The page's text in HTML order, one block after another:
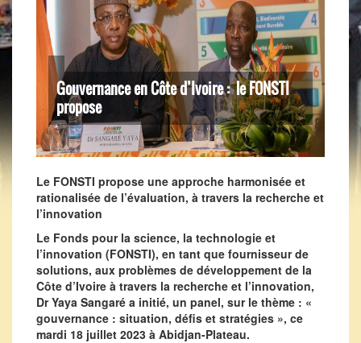
Gouvernance en Côte d’Ivoire : le FONSTI
propose
Le FONSTI propose une approche harmonisée et
rationalisée de l’évaluation, à travers la recherche et
l’innovation
Le Fonds pour la science, la technologie et
l’innovation (FONSTI), en tant que fournisseur de
solutions, aux problèmes de développement de la
Côte d’Ivoire à travers la recherche et l’innovation,
Dr Yaya Sangaré a initié, un panel, sur le thème : «
gouvernance : situation, défis et stratégies », ce
mardi 18 juillet 2023 à Abidjan-Plateau.